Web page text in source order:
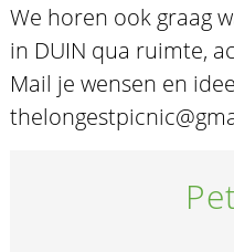
We horen ook graag
in DUIN qua ruimte,
Mail je wensen en